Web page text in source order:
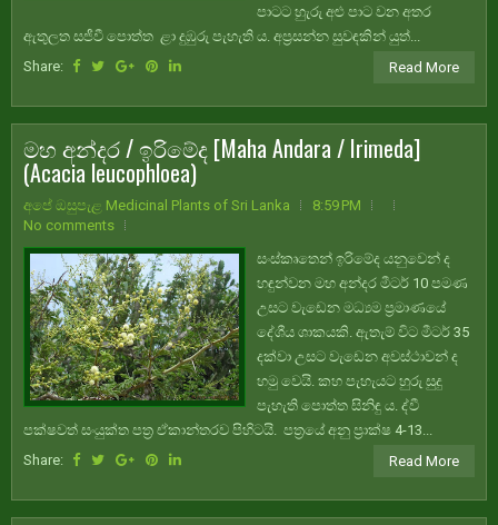
පාටට හුැරු අළු පාට වන අතර
ඇතුලත සජීවී පොත්ත ළා දුඹුරු පැහැති ය. අප්‍රසන්න සුවඳකින් යුත්...
Share:
Read More
මහ අන්දර / ඉරිමේද [Maha Andara / Irimeda]
(Acacia leucophloea)
අපේ ඔසුපැළ Medicinal Plants of Sri Lanka
8:59 PM
No comments
සංස්කෘතෙන් ඉරිමේද යනුවෙන් ද
හඳුන්වන මහ අන්දර මීටර් 10 පමණ
උසට වැඩෙන මධ්‍යම ප්‍රමාණයේ
දේශීය ශාකයකි. ඇතැම් විට මීටර් 35
දක්වා උසට වැඩෙන අවස්ථාවන් ද
හමු වෙයි. කහ පැහැයට හුරු සුදු
පැහැති පොත්ත සිනිඳු ය. ද්වී
පක්ෂවත් සංයුක්ත පත්‍ර ඒකාන්තරව පිහිටයි. පත්‍රයේ අනු ප්‍රාක්ෂ 4-13...
Share:
Read More